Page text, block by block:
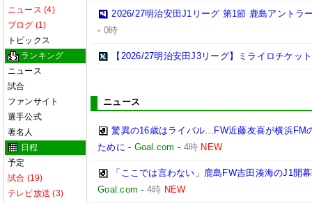
ニュース (4)
ブログ (1)
トピックス
ランキング
ニュース
試合
ファンサイト
選手公式
著名人
日程
予定
試合 (19)
テレビ放送 (3)
2026/27明治安田J1リーグ 第1節 鹿島アントラ
- 0時
【2026/27明治安田J3リーグ】ミライロチケッ
ニュース
驚異の16歳はライバル…FW近藤友喜が横浜FM
ために - Goal.com - 4時 NEW
「ここでは言わない」鹿島FW吉田湊海のJ1開
Goal.com - 4時 NEW